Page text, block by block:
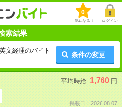
0
気になる！ ログイン
索結果
文経理のバイト
条件の変更
平均時給: 1,760 円
掲載日：2026.08.07